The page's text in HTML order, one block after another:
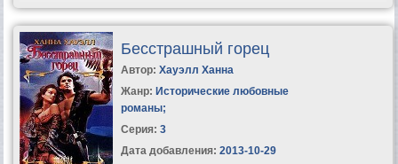
Бесстрашный горец
Автор: Хауэлл Ханна
Жанр: Исторические любовные
романы;
Серия: 3
Дата добавления: 2013-10-29